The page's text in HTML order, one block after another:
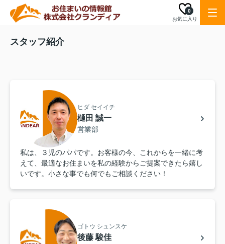
お気に入り
0
スタッフ紹介
ヒダ セイイチ
樋田 誠一
営業部
私は、３児のパパです。お客様の今、これからを一緒に考
えて、最適なお住まいを私の経験からご提案できたら嬉し
いです。小さな事でも何でもご相談ください！
ゴトウ シュンスケ
後藤 駿佳